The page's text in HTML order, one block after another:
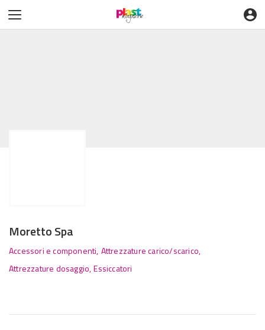
Moretto Spa
Accessori e componenti, Attrezzature carico/scarico,
Attrezzature dosaggio, Essiccatori